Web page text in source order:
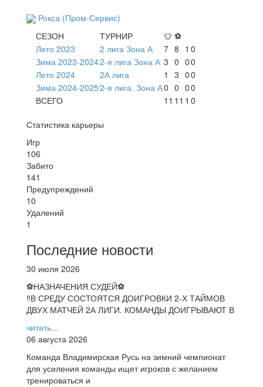
Рокса (Пром-Сервис)
СЕЗОН
ТУРНИР 👕 ⚽
Лето 2023
2 лига Зона А 7 8 1 0
Зима 2023-20242-я лига Зона А 3 0 00
Лето 2024
2А лига 1 3 00
Зима 2024-20252-я лига. Зона А0 0 00
ВСЕГО
11 11 1 0
Статистика карьеры
Игр
106
Забито
141
Предупреждений
10
Удалений
1
Последние новости
30 июля 2026
⚽НАЗНАЧЕНИЯ СУДЕЙ⚽
‼В СРЕДУ СОСТОЯТСЯ ДОИГРОВКИ 2-Х ТАЙМОВ
ДВУХ МАТЧЕЙ 2А ЛИГИ. КОМАНДЫ ДОИГРЫВАЮТ В
читать...
06 августа 2026
Команда Владимирская Русь на зимний чемпионат
для усиления команды ищет игроков с желанием
тренироваться и